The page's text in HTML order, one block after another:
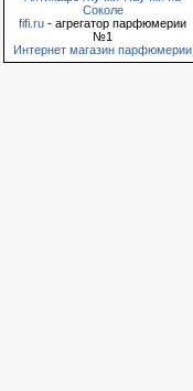
Соколе
fifi.ru - агрегатор парфюмерии
№1
Интернет магазин парфюмерии